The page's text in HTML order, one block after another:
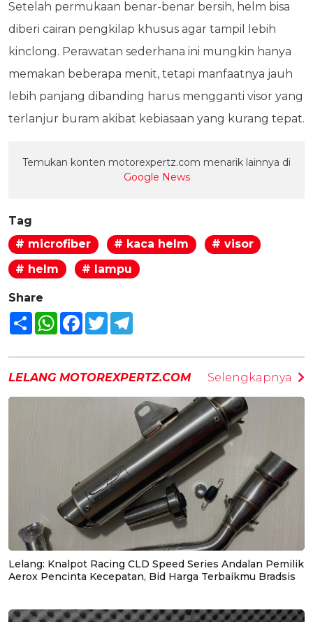
Setelah permukaan benar-benar bersih, helm bisa
diberi cairan pengkilap khusus agar tampil lebih
kinclong. Perawatan sederhana ini mungkin hanya
memakan beberapa menit, tetapi manfaatnya jauh
lebih panjang dibanding harus mengganti visor yang
terlanjur buram akibat kebiasaan yang kurang tepat.
Temukan konten motorexpertz.com menarik lainnya di
Google News
Tag
# microfiber
# kaca helm
# visor
# helm
# lampu
Share
Share WhatsAppFacebook
Twitter
LELANG MOTOREXPERTZ.COM Selengkapnya
Lelang: Knalpot Racing CLD Speed Series Andalan Pemilik
Aerox Pencinta Kecepatan, Bid Harga Terbaikmu Bradsis